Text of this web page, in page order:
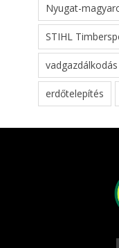
Nyugat-
STIHL
vadgazdálkodás
erdőtelepítés